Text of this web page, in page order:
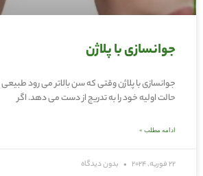
جوانسازی با پلاژن
جوانسازی با پلاژن وقتی که سن بالاتر می رود
حالت اولیه خود را به تدریج از دست می دهد. اگر
ادامه مطلب »
22 فوریه, 2024 بدون دیدگاه